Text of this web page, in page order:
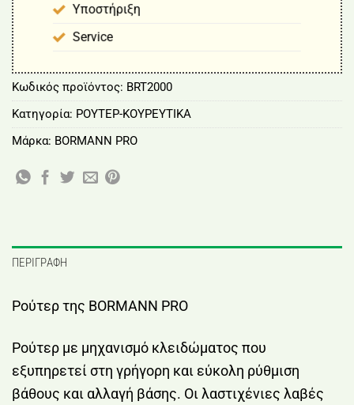
Υποστήριξη
Service
Κωδικός προϊόντος: BRT2000
Κατηγορία: ΡΟΥΤΕΡ-ΚΟΥΡΕΥΤΙΚΑ
Μάρκα: BORMANN PRO
ΠΕΡΙΓΡΑΦΉ
Ρούτερ της BORMANN PRO
Ρούτερ με μηχανισμό κλειδώματος που
εξυπηρετεί στη γρήγορη και εύκολη ρύθμιση
βάθους και αλλαγή βάσης. Οι λαστιχένιες λαβές